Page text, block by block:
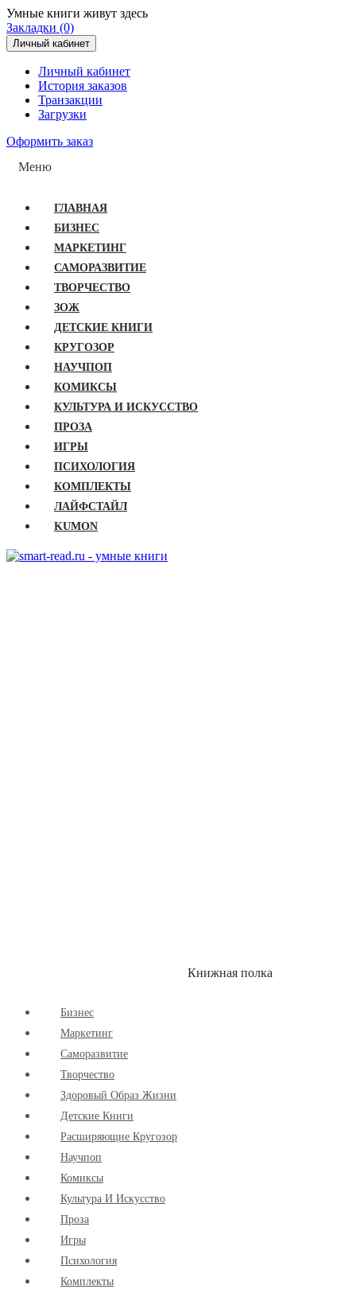
Умные книги живут здесь
Закладки (0)
Личный кабинет
Личный кабинет
История заказов
Транзакции
Загрузки
Оформить заказ
Меню
ГЛАВНАЯ
БИЗНЕС
МАРКЕТИНГ
САМОРАЗВИТИЕ
ТВОРЧЕСТВО
ЗОЖ
ДЕТСКИЕ КНИГИ
КРУГОЗОР
НАУЧПОП
КОМИКСЫ
КУЛЬТУРА И ИСКУССТВО
ПРОЗА
ИГРЫ
ПСИХОЛОГИЯ
КОМПЛЕКТЫ
ЛАЙФСТАЙЛ
KUMON
Книжная полка
Бизнес
Маркетинг
Cаморазвитие
Творчество
Здоровый Образ Жизни
Детские Книги
Расширяющие Кругозор
Научпоп
Комиксы
Культура И Искусство
Проза
Игры
Психология
Комплекты